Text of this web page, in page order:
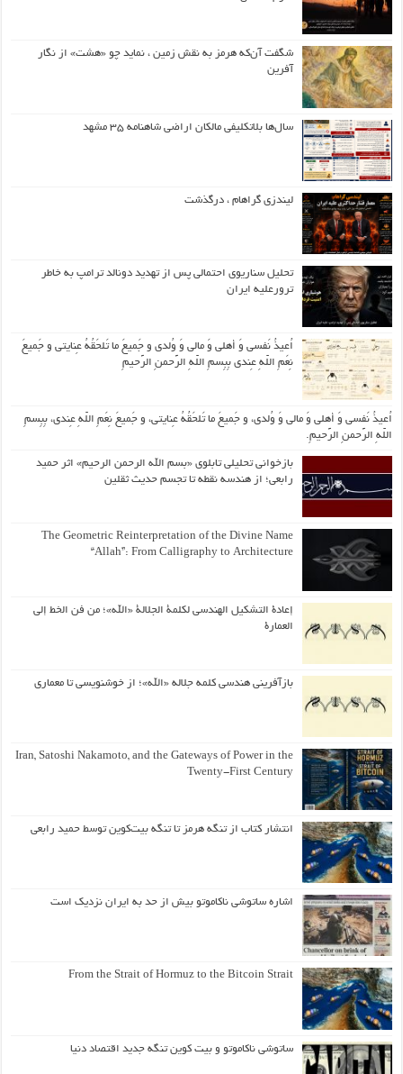
شگفت آن‌که هرمز به نقش زمین ، نماید چو «هشت» از نگار
آفرین
سال‌ها بلاتکلیفی مالکان اراضی شاهنامه ۳۵ مشهد
لیندزی گراهام ، درگذشت
تحلیل سناریوی احتمالی پس از تهدید دونالد ترامپ به خاطر
ترورعلیه ایران
اُعیذُ نَفسی وَ أهلی وَ مالی وَ وُلدی و جَمیعَ ما تَلحَقُهُ عِنایتی و جَمیعَ
نِعَمِ اللّهِ عِندی بِبِسمِ اللّهِ الرَّحمنِ الرَّحیمِ
اُعیذُ نَفسی وَ أهلی وَ مالی وَ وُلدی، و جَمیعَ ما تَلحَقُهُ عِنایتی، و جَمیعَ نِعَمِ اللّهِ عِندی، بِبِسمِ
اللّهِ الرَّحمنِ الرَّحیمِ.
بازخوانی تحلیلی تابلوی «بسم الله الرحمن الرحیم» اثر حمید
رابعی؛ از هندسه نقطه تا تجسم حدیث ثقلین
The Geometric Reinterpretation of the Divine Name
“Allah”: From Calligraphy to Architecture
إعادة التشكيل الهندسي لكلمة الجلالة «الله»؛ من فن الخط إلى
العمارة
بازآفرینی هندسی کلمه جلاله «الله»؛ از خوشنویسی تا معماری
Iran, Satoshi Nakamoto, and the Gateways of Power in the
Twenty-First Century
انتشار کتاب از تنگه هرمز تا تنگه بیت‌کوین توسط حمید رابعی
اشاره ساتوشی ناکاموتو بیش از حد به ایران نزدیک است
From the Strait of Hormuz to the Bitcoin Strait
ساتوشی ناکاموتو و بیت کوین تنگه جدید اقتصاد دنیا